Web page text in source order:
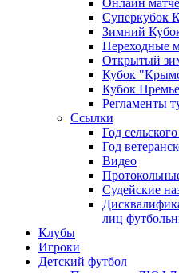
Онлайн
Суперкубок
Зимний
Переходные
Открытый
Кубок
Кубок
Регламенты
Ссылки
Год
Год
Видео
Судейские
лиц
Клубы
Игроки
Детский футбол